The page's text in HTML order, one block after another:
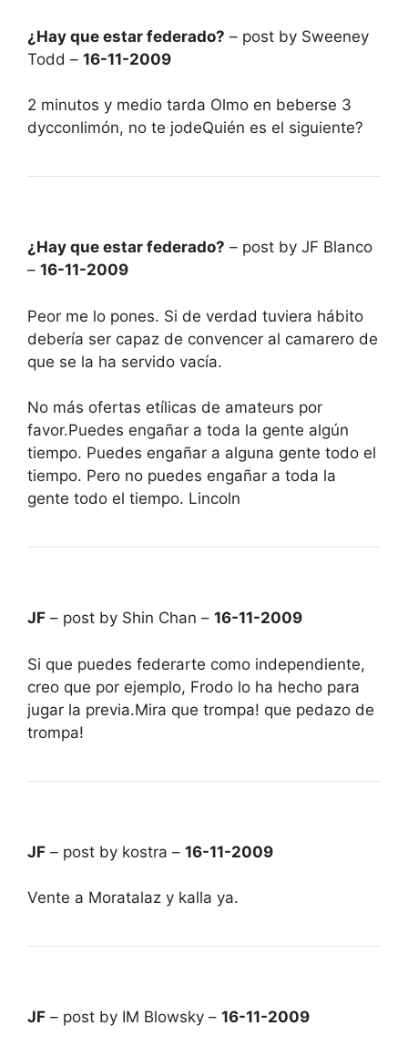
¿Hay que estar federado? – post by Sweeney
Todd – 16-11-2009
2 minutos y medio tarda Olmo en beberse 3
dycconlimón, no te jodeQuién es el siguiente?
¿Hay que estar federado? – post by JF Blanco
– 16-11-2009
Peor me lo pones. Si de verdad tuviera hábito
debería ser capaz de convencer al camarero de
que se la ha servido vacía.
No más ofertas etílicas de amateurs por
favor.Puedes engañar a toda la gente algún
tiempo. Puedes engañar a alguna gente todo el
tiempo. Pero no puedes engañar a toda la
gente todo el tiempo. Lincoln
JF – post by Shin Chan – 16-11-2009
Si que puedes federarte como independiente,
creo que por ejemplo, Frodo lo ha hecho para
jugar la previa.Mira que trompa! que pedazo de
trompa!
JF – post by kostra – 16-11-2009
Vente a Moratalaz y kalla ya.
JF – post by IM Blowsky – 16-11-2009